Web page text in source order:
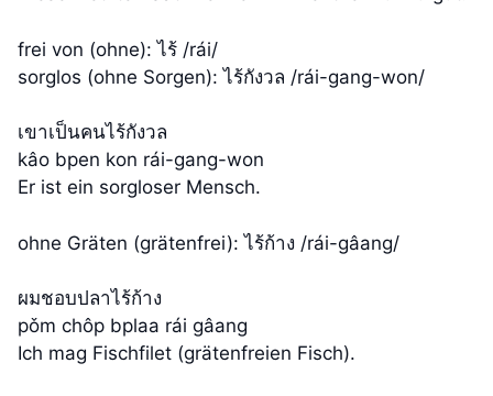
frei von (ohne): ไร้ /rái/
sorglos (ohne Sorgen): ไร้กังวล /rái-gang-won/
เขาเป็นคนไร้กังวล
kâo bpen kon rái-gang-won
Er ist ein sorgloser Mensch.
ohne Gräten (grätenfrei): ไร้ก้าง /rái-gâang/
ผมชอบปลาไร้ก้าง
pǒm chôp bplaa rái gâang
Ich mag Fischfilet (grätenfreien Fisch).